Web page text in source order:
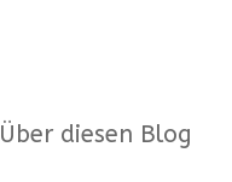
Über diesen Blog